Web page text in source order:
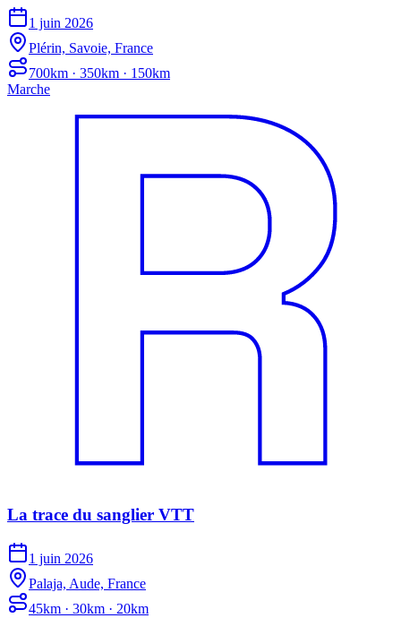
1 juin 2026
Plérin, Savoie, France
700km · 350km · 150km
Marche
La trace du sanglier VTT
1 juin 2026
Palaja, Aude, France
45km · 30km · 20km